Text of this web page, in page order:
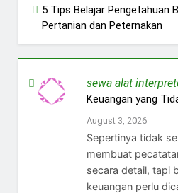
5 Tips Belajar Pengetahuan
Pertanian dan Peternakan
sewa alat
Keuangan yang
August 3, 2026
Sepertinya tidak
membuat
secara detail, tapi
keuangan perlu